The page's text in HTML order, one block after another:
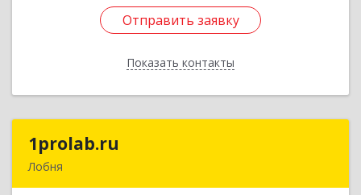
Отправить заявку
Показать контакты
Отправить заявку
Назад
1prolab.ru
Лобня